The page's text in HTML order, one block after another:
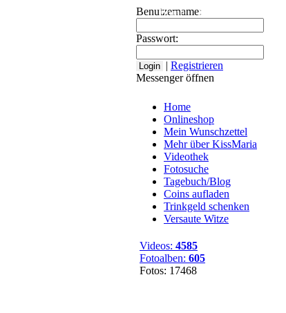
Home Onlineshop
Benutzername:
Passwort:
| Registrieren
Messenger öffnen
Home
Onlineshop
Mein Wunschzettel
Mehr über KissMaria
Videothek
Fotosuche
Tagebuch/Blog
Coins aufladen
Trinkgeld schenken
Versaute Witze
Videos: 4585
Fotoalben: 605
Fotos: 17468